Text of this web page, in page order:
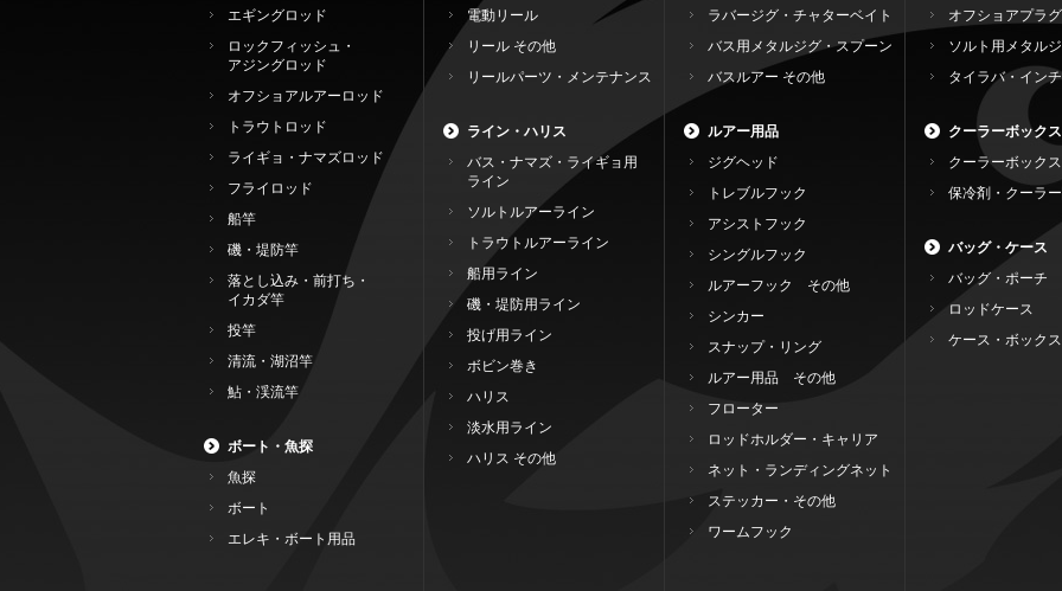
エギングロッド
ロックフィッシュ・
アジングロッド
オフショアルアーロッド
トラウトロッド
ライギョ・ナマズロッド
フライロッド
船竿
磯・堤防竿
落とし込み・前打ち・
イカダ竿
投竿
清流・湖沼竿
鮎・渓流竿
ボート・魚探
魚探
ボート
エレキ・ボート用品
電動リール
リール その他
リールパーツ・メンテナンス
ライン・ハリス
バス・ナマズ・ライギョ用
ライン
ソルトルアーライン
トラウトルアーライン
船用ライン
磯・堤防用ライン
投げ用ライン
ボビン巻き
ハリス
淡水用ライン
ハリス その他
ラバージグ・チャターベイト
バス用メタルジグ・スプーン
バスルアー その他
ルアー用品
ジグヘッド
トレブルフック
アシストフック
シングルフック
ルアーフック その他
シンカー
スナップ・リング
ルアー用品 その他
フローター
ロッドホルダー・キャリア
ネット・ランディングネット
ステッカー・その他
ワームフック
オフショアプラグ
ソルト用メタル
タイラバ・イン
クーラーボックス
クーラーボックス
保冷剤・クーラ
バッグ・ケース
バッグ・ポーチ
ロッドケース
ケース・ボックス